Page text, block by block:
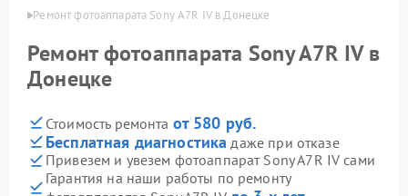
Ремонт фотоаппарата Sony A7R IV в Донецке
Ремонт фотоаппарата Sony A7R IV в
Донецке
Стоимость ремонта от 580 руб.
Бесплатная диагностика даже при отказе
Привезем и увезем фотоаппарат Sony A7R IV сами
Гарантия на наши работы по ремонту